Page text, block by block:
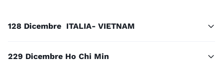
128 Dicembre ITALIA- VIETNAM
229 Dicembre Ho Chi Min